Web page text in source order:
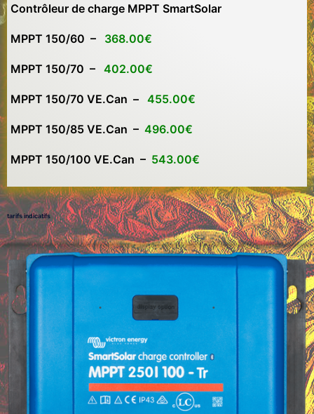
Contrôleur de charge MPPT SmartSolar
MPPT 150/60 – 368.00€
MPPT 150/70 – 402.00€
MPPT 150/70 VE.Can – 455.00€
MPPT 150/85 VE.Can – 496.00€
MPPT 150/100 VE.Can – 543.00€
tarifs indicatifs